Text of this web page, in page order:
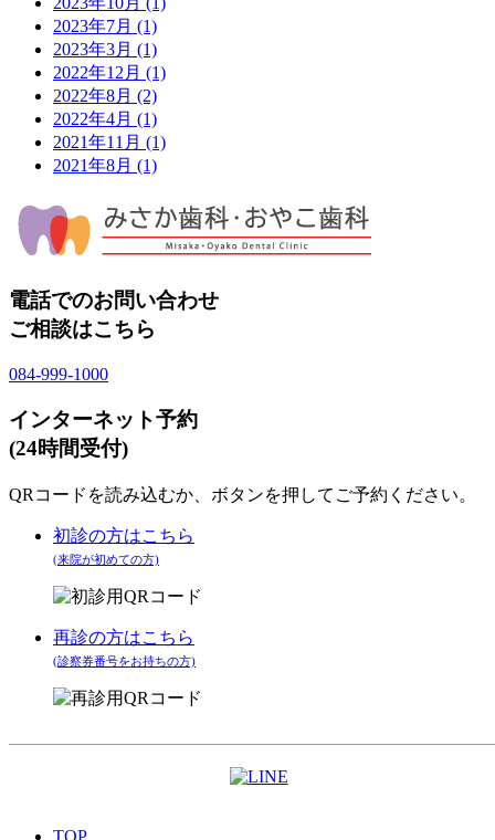
2023年7月 (1)
2023年3月 (1)
2022年12月 (1)
2022年8月 (2)
2022年4月 (1)
2021年11月 (1)
2021年8月 (1)
電話でのお問い合わせ
ご相談はこちら
084-999-1000
インターネット予約
(24時間受付)
QRコードを読み込むか、ボタンを押してご予約ください。
初診の方はこちら
(来院が初めての方)
再診の方はこちら
(診察券番号をお持ちの方)
TOP